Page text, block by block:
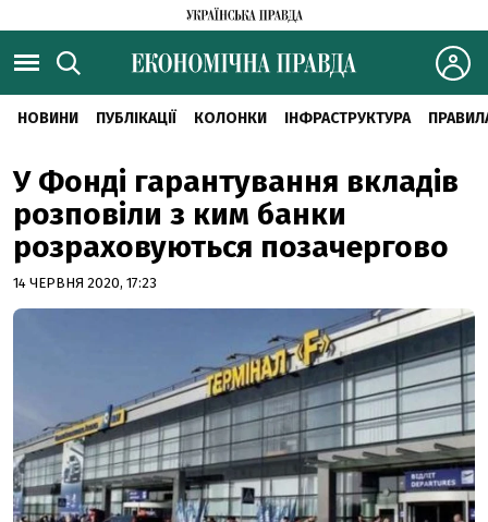
НОВИНИ ПУБЛІКАЦІЇ КОЛОНКИ ІНФРАСТРУКТУРА
У Фонді гарантування вкладів
розповіли з ким банки
розраховуються позачергово
14 ЧЕРВНЯ 2020, 17:23